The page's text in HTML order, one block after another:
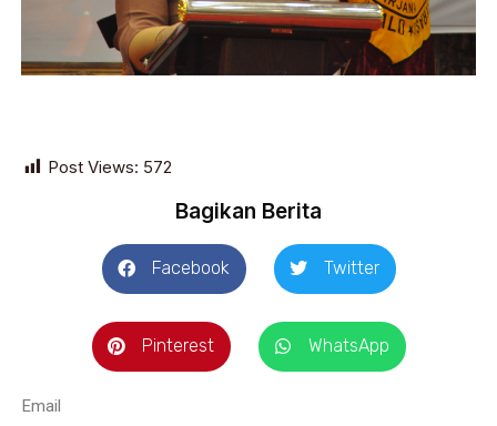
Post Views: 572
Bagikan Berita
Facebook Twitter
Pinterest WhatsApp
Email